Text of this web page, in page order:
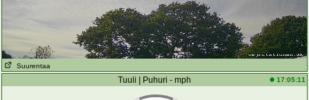
Suurentaa
Tuuli | Puhuri - mph 17:05:11